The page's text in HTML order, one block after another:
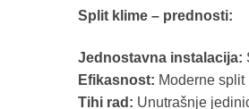
Split klime – prednosti:
Jednostavna instalacija:
Efikasnost: Moderne
Tihi rad: Unutrašnje